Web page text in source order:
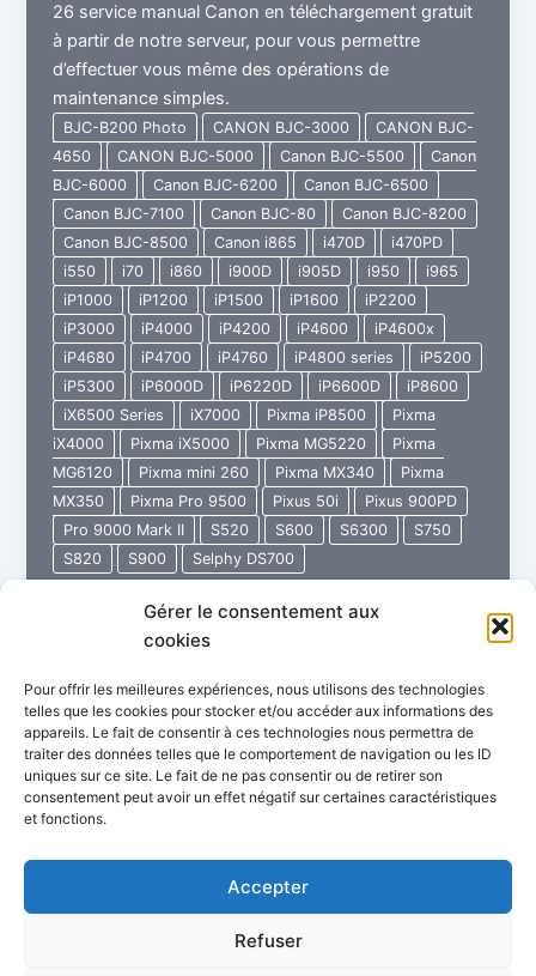
Gérer le consentement aux
cookies
Pour offrir les meilleures expériences, nous utilisons des technologies
telles que les cookies pour stocker et/ou accéder aux informations des
appareils. Le fait de consentir à ces technologies nous permettra de
traiter des données telles que le comportement de navigation ou les ID
uniques sur ce site. Le fait de ne pas consentir ou de retirer son
consentement peut avoir un effet négatif sur certaines caractéristiques
et fonctions.
Accepter
Refuser
26 service manual Canon en téléchargement gratuit
à partir de notre serveur, pour vous permettre
d’effectuer vous même des opérations de
maintenance simples.
BJC-B200 Photo CANON BJC-3000
CANON BJC-
4650
CANON BJC-5000 Canon BJC-5500
Canon
BJC-6000
Canon BJC-6200
Canon BJC-6500
Canon BJC-7100
Canon BJC-80
Canon BJC-8200
Canon BJC-8500
Canon i865 i470D
i470PD
i550
i70 i860 i900D i905D i950
i965
iP1000
iP1200 iP1500 iP1600
iP2200
iP3000
iP4000 iP4200 iP4600
iP4600x
iP4680
iP4700 iP4760 iP4800 series
iP5200
iP5300
iP6000D iP6220D iP6600D
iP8600
iX6500 Series
iX7000 Pixma iP8500
Pixma
iX4000
Pixma iX5000 Pixma MG5220
Pixma
MG6120
Pixma mini 260 Pixma MX340
Pixma
MX350
Pixma Pro 9500 Pixus 50i
Pixus 900PD
Pro 9000 Mark II
S520 S600 S6300
S750
S820
S900 Selphy DS700
CANON
Lire l’article »
Garantie Imprimante Store
FAQ : Questions fréquentes